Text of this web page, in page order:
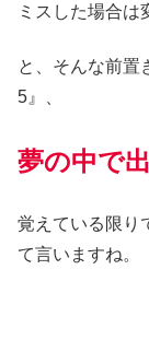
ミスした場合は
と、そんな前置
5』、
夢の中で
覚えている限り
て言いますね。